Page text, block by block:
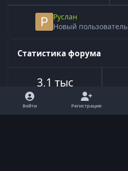
Руслан
Новый пользователь
Статистика форума
3,1 тыс
Войти Регистрация